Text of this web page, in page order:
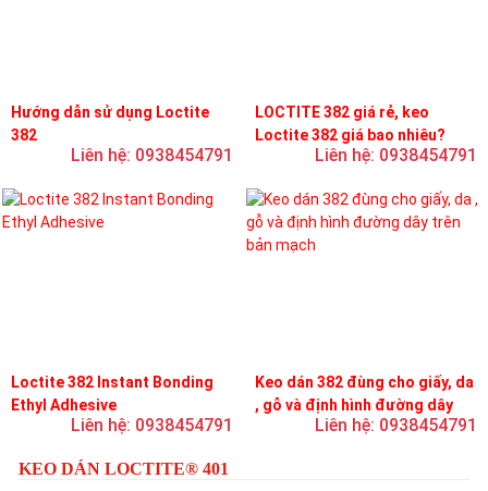
Hướng dẫn sử dụng Loctite
382
Liên hệ: 0938454791
LOCTITE 382 giá rẻ, keo
Loctite 382 giá bao nhiêu?
Liên hệ: 0938454791
Loctite 382 Instant Bonding
Ethyl Adhesive
Liên hệ: 0938454791
Keo dán 382 đùng cho giấy, da
, gỗ và định hình đường dây
trên bản mạchLiên hệ: 0938454791
KEO DÁN LOCTITE® 401